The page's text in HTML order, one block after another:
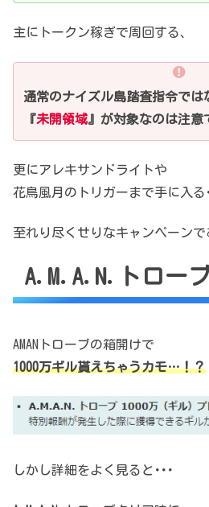
主にトークン稼ぎで周回する、
通常のナイズル島踏査指令では
『未開領域』が対象なのは注意
更にアレキサンドライトや
花鳥風月のトリガーまで手に入る･
至れり尽くせりなキャンペーンで
A.M.A.N.トロー
AMANトローブの箱開けで
1000万ギル貰えちゃうカモ…！？
しかし詳細をよく見ると･･･